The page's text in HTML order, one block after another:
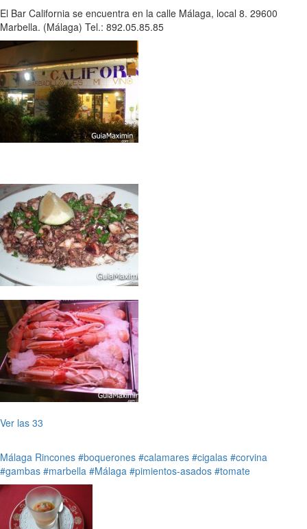
El Bar California se encuentra en la calle Málaga, local 8. 29600
Marbella. (Málaga) Tel.: 892.05.85.85
Ver las 33
Málaga Rincones #boquerones #calamares #cigalas #corvina
#gambas #marbella #Málaga #pimientos-asados #tomate